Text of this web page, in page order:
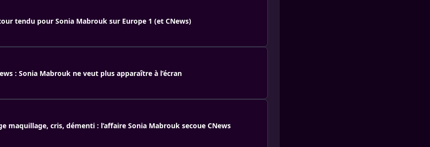
tendu pour Sonia Mabrouk sur Europe 1 (et CNews)
: Sonia Mabrouk ne veut plus apparaître à l’écran
maquillage, cris, démenti : l’affaire Sonia Mabrouk secoue CNews